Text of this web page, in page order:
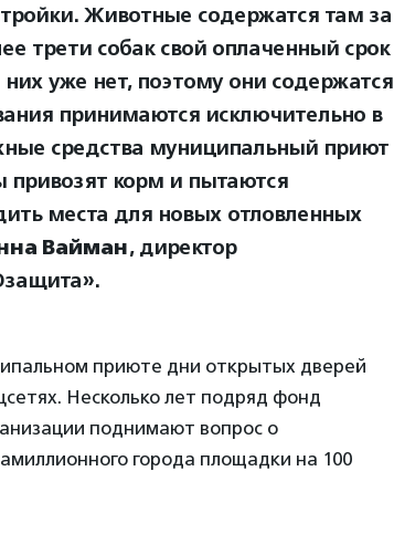
Животные содержатся там за
трети собак свой оплаченный срок
уже нет, поэтому они содержатся
принимаются исключительно в
средства муниципальный приют
корм и пытаются
места для новых отловленных
Вайман, директор
приюте дни открытых дверей
Несколько лет подряд фонд
поднимают вопрос о
города площадки на 100